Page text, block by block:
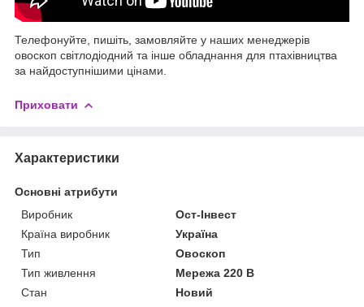
Телефонуйте, пишіть, замовляйте у наших менеджерів
овоскоп світлодіодний та інше обладнання для птахівництва
за найдоступнішими цінами.
Приховати
Характеристики
Основні атрибути
Виробник
Ост-Інвест
Країна виробник
Україна
Тип
Овоскоп
Тип живлення
Мережа 220 В
Стан
Новий